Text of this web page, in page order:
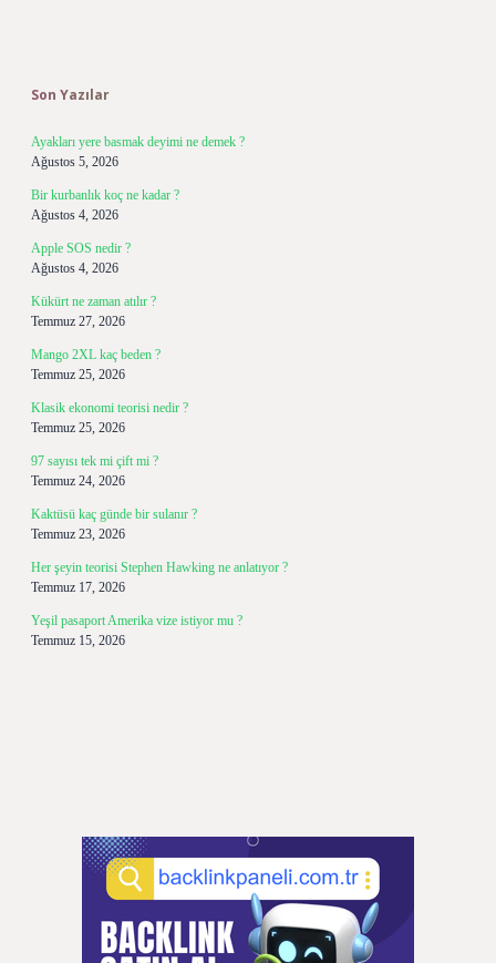
Son Yazılar
Ayakları yere basmak deyimi ne demek ?
Ağustos 5, 2026
Bir kurbanlık koç ne kadar ?
Ağustos 4, 2026
Apple SOS nedir ?
Ağustos 4, 2026
Kükürt ne zaman atılır ?
Temmuz 27, 2026
Mango 2XL kaç beden ?
Temmuz 25, 2026
Klasik ekonomi teorisi nedir ?
Temmuz 25, 2026
97 sayısı tek mi çift mi ?
Temmuz 24, 2026
Kaktüsü kaç günde bir sulanır ?
Temmuz 23, 2026
Her şeyin teorisi Stephen Hawking ne anlatıyor ?
Temmuz 17, 2026
Yeşil pasaport Amerika vize istiyor mu ?
Temmuz 15, 2026